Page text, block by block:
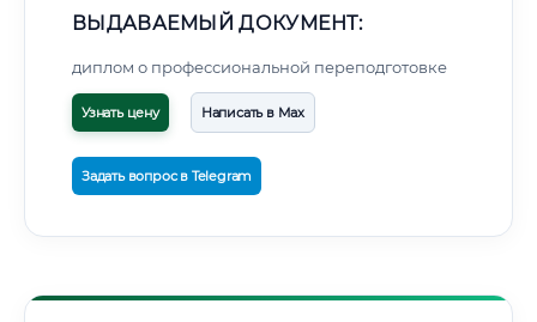
ВЫДАВАЕМЫЙ ДОКУМЕНТ:
диплом о профессиональной переподготовке
Узнать цену Написать в Max
Задать вопрос в Telegram